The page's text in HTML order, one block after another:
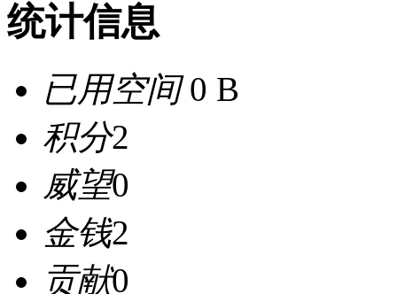
统计信息
已用空间0 B
积分2
威望0
金钱2
贡献0